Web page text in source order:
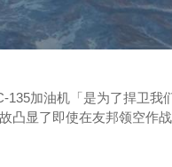
135加油机「是为了捍卫我
凸显了即使在友邦领空作